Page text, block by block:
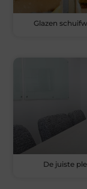
Glazen
De juiste